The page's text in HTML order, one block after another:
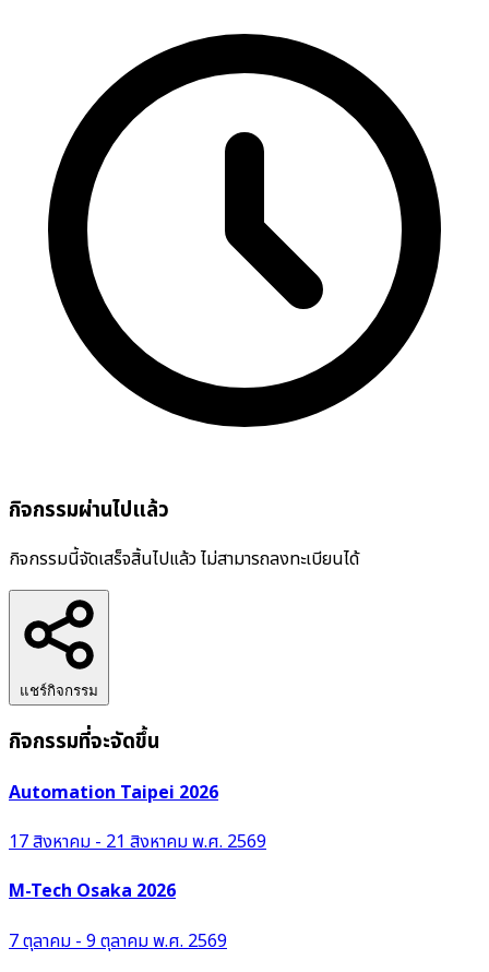
กิจกรรมผ่านไปแล้ว
กิจกรรมนี้จัดเสร็จสิ้นไปแล้ว ไม่สามารถลงทะเบียนได้
แชร์กิจกรรม
กิจกรรมที่จะจัดขึ้น
Automation Taipei 2026
17 สิงหาคม - 21 สิงหาคม พ.ศ. 2569
M-Tech Osaka 2026
7 ตุลาคม - 9 ตุลาคม พ.ศ. 2569